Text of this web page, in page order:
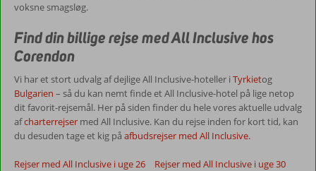
voksne smagsløg.
Find din billige rejse med All Inclusive hos
Corendon
Vi har et stort udvalg af dejlige All Inclusive-hoteller i Tyrkietog
Bulgarien – så du kan nemt finde et All Inclusive-hotel på lige netop
dit favorit-rejsemål. Her på siden finder du hele vores aktuelle udvalg
afcharterrejser med All Inclusive. Kan du rejse inden for kort tid, kan
du desuden tage et kig på afbudsrejser med All Inclusive.
Rejser med All Inclusive i uge 26
Rejser med All Inclusive i uge 30